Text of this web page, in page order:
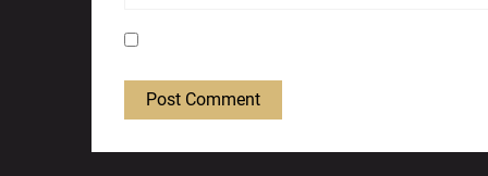
Post Comment